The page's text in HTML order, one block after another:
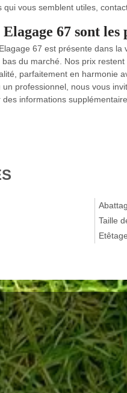
qui vous semblent utiles,
67 sont les
67 est présente dans
du marché. Nos prix
parfaitement en harmonie
professionnel, nous vous
informations
Taille